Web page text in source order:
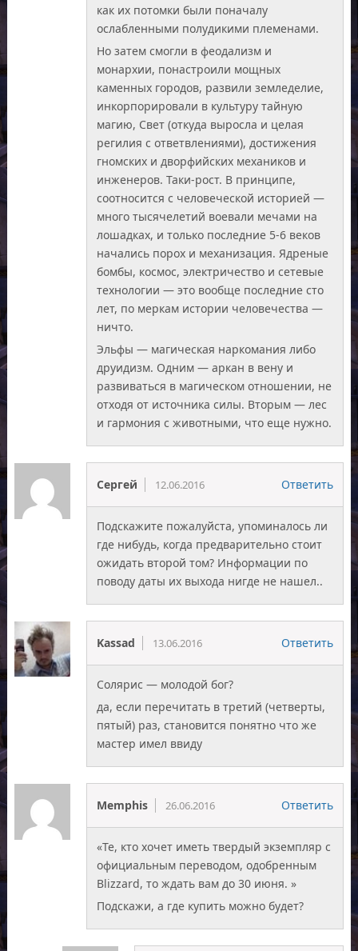
как их потомки были поначалу
ослабленными полудикими племенами.
Но затем смогли в феодализм и
монархии, понастроили мощных
каменных городов, развили земледелие,
инкорпорировали в культуру тайную
магию, Свет (откуда выросла и целая
регилия с ответвлениями), достижения
гномских и дворфийских механиков и
инженеров. Таки-рост. В принципе,
соотносится с человеческой историей —
много тысячелетий воевали мечами на
лошадках, и только последние 5-6 веков
начались порох и механизация. Ядреные
бомбы, космос, электричество и сетевые
технологии — это вообще последние сто
лет, по меркам истории человечества —
ничто.
Эльфы — магическая наркомания либо
друидизм. Одним — аркан в вену и
развиваться в магическом отношении, не
отходя от источника силы. Вторым — лес
и гармония с животными, что еще нужно.
Сергей 12.06.2016 Ответить
Подскажите пожалуйста, упоминалось ли
где нибудь, когда предварительно стоит
ожидать второй том? Информации по
поводу даты их выхода нигде не нашел..
Kassad 13.06.2016 Ответить
Солярис — молодой бог?
да, если перечитать в третий (четверты,
пятый) раз, становится понятно что же
мастер имел ввиду
Memphis 26.06.2016 Ответить
«Те, кто хочет иметь твердый экземпляр с
официальным переводом, одобренным
Blizzard, то ждать вам до 30 июня. »
Подскажи, а где купить можно будет?